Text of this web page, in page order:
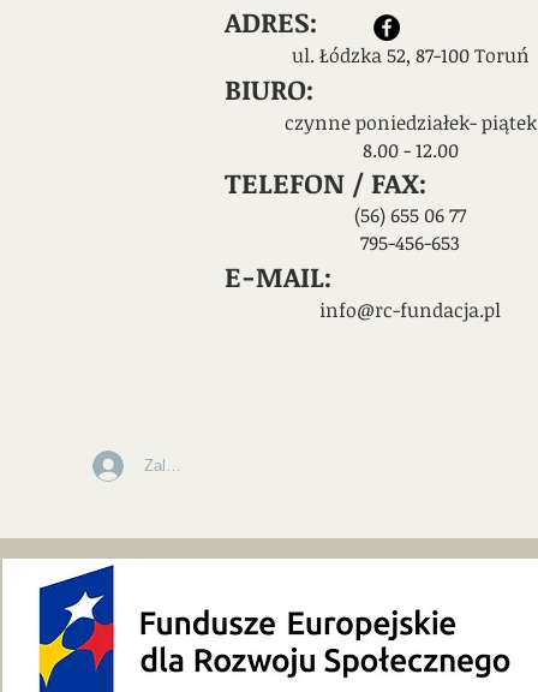
ADRES:
ul. Łódzka 52, 87-100 Toruń
​BIURO:
czynne poniedziałek- piątek
8.00 - 12.00
TELEFON / FAX:
(56) 655 06 77
​795-456-653
E-MAIL:
info@rc-fundacja.pl
Zaloguj się